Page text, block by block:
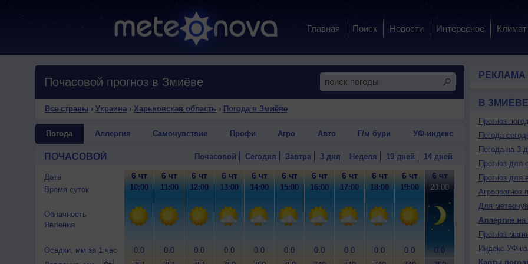
Главная Поиск Новости Интересное Климат
Почасовой прогноз в Змиёве
Все страны › Украина› Харьковская область › Погода в Змиёве
Погода Аллергия Самочувствие Профи Агро Авто Г/м бури УФ-индекс
ПОЧАСОВОЙ Почасовой Сегодня Завтра 3 дня Неделя 10 дней 14 дней
Дата
Время суток
Облачность
Явления
Осадки, мм за 1 час
6 чт
10:00
0.0
6 чт
11:00
0.0
6 чт
12:00
0.0
6 чт
13:00
0.0
6 чт
14:00
0.0
6 чт
15:00
0.0
6 чт
16:00
0.0
6 чт
17:00
0.0
6 чт
18:00
0.0
6 чт
19:00
0.0
6 чт
20:00
0.0
6 чт
0.0
6
РЕКЛАМА
В ЗМИЁВЕ
Прогноз
Погода
Погода на 3
Прогноз для
Прогноз для
Агропрогноз
Для
Аллергия на
Прогноз
Индекс УФ-